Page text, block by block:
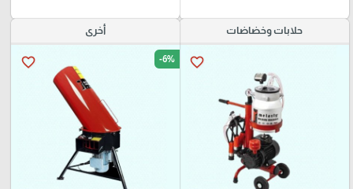
حلابات وخضاضات
favorite_border
أخرى
favorite_border -6%